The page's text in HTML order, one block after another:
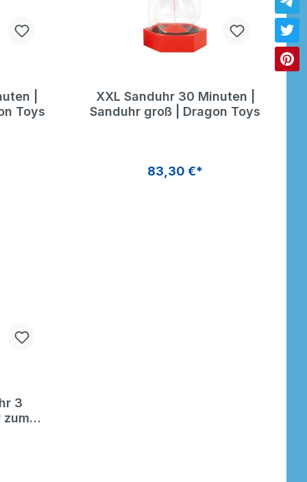
|
Toys
XXL Sanduhr 30 Minuten |
Sanduhr groß | Dragon Toys
83,30 €*
3
zum